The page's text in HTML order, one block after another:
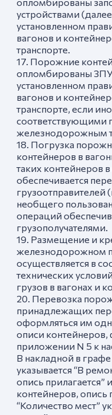
устройствами
установленном
вагонов и
транспорте.
17. Порожние
опломбированы ЗПУ
установленном
вагонов и
транспорте, если
соответствующими
железнодорожным
18. Погрузка
контейнеров в
таких контейнеров
обеспечивается
грузоотправителей
необщего
операций
грузополучателями.
19. Размещение и
железнодорожном
осуществляется в
технических
грузов в вагонах и
20. Перевозка
принадлежащих
оформляться им
описи
приложении N 5 к
В накладной в
указывается “В
опись прилагается”
контейнеров, опись
“Количество мест”